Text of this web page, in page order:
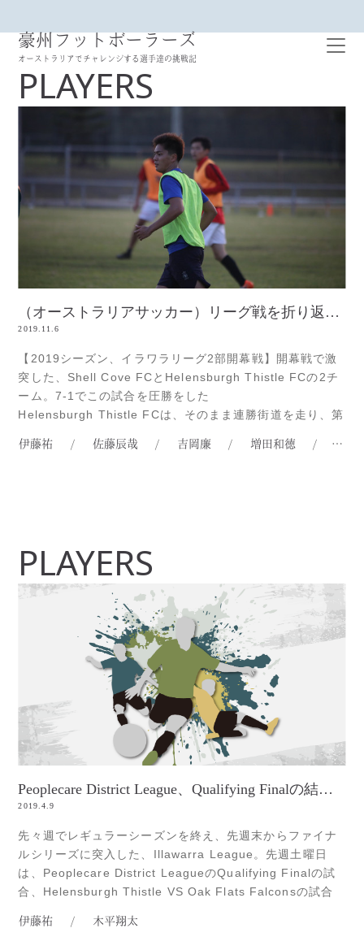
豪州フットボーラーズ
オーストラリアでチャレンジする選手達の挑戦記
PLAYERS
（オーストラリアサッカー）リーグ戦を折り返した今
2019.11.6
【2019シーズン、イラワラリーグ2部開幕戦】開幕戦で激
突した、Shell Cove FCとHelensburgh Thistle FCの2チ
ーム。7-1でこの試合を圧勝をした
Helensburgh Thistle FCは、そのまま連勝街道を走り、第
さを見せている。その反面、Shell Cove FRead more...
伊藤祐 / 佐藤辰哉 / 吉岡廉 / 増田和徳 / 木平
PLAYERS
Peoplecare District League、Qualifying Finalの結果は？
2019.4.9
先々週でレギュラーシーズンを終え、先週末からファイナ
ルシリーズに突入した、Illawarra League。先週土曜日
は、Peoplecare District LeagueのQualifying Finalの試
合、Helensburgh Thistle VS Oak Flats Falconsの試合
を担う、伊藤祐。ボランチのRead more...
伊藤祐 / 木平翔太